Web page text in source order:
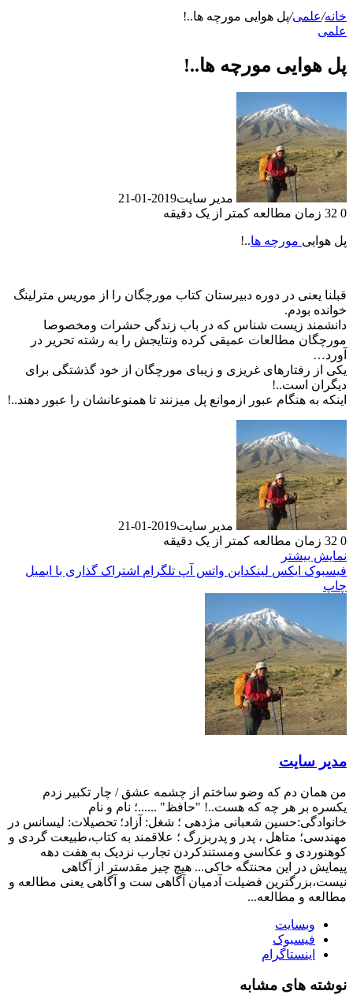
خانه/علمی/پل هوایی مورچه ها..!
علمی
پل هوایی مورچه ها..!
مدیر سایت2019-01-21
0
زمان مطالعه کمتر از یک دقیقه
پل هوایی مورچه ها..!
قبلنا یعنی در دوره دبیرستان کتاب مورچگان را از موریس مترلینگ
خوانده بودم.
دانشمند زیست شناس که در باب زندگی حشرات ومخصوصا
مورچگان مطالعات عمیقی کرده ونتایجش را به رشته تحریر در
آورد…
یکی از رفتارهای غریزی و زیبای مورچگان از خود گذشتگی برای
دیگران است..!
اینکه به هنگام عبور ازموانع پل میزنند تا همنوعانشان را عبور دهند..!
مدیر سایت2019-01-21
0
زمان مطالعه کمتر از یک دقیقه
نمایش بیشتر
فیسبوک ایکس لینکداین واتس آپ تلگرام اشتراک گذاری با ایمیل
چاپ
مدیر سایت
من همان دم که وضو ساختم از چشمه عشق / چار تکبیر زدم
یکسره بر هر چه که هست..! "حافظ" ......؛ نام و نام
خانوادگی:حسین شعبانی مژدهی ؛ شغل: آزاد؛ تحصیلات: لیسانس در
مهندسی؛ متاهل ، پدر و پدربزرگ ؛ علاقمند به کتاب،طبیعت گردی و
کوهنوردی و عکاسی ومستندکردن تجارب نزدیک به هفت دهه
پیمایش در این محنتگه خاکی... هیچ چیز مقدستر از آگاهی
نیست،بزرگترین فضیلت آدمیان آگاهی ست و آگاهی یعنی مطالعه و
مطالعه و مطالعه...
وبسایت
فیسبوک
اینستاگرام
نوشته های مشابه